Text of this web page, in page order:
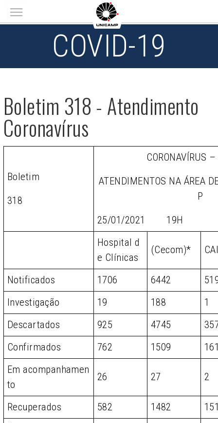
Main menu
COVID-19
Boletim 318 - Atendimento
Coronavírus
Boletim
318
CORONAVÍRUS
ATENDIMENTOS NA ÁREA
P
25/01/2021 19H
Hospital d
e Clínicas
(Cecom)*
Notificados 1706 6442
Investigação
19 188
1
Descartados
925 4745
Confirmados
762 1509
Em acompanhamen
to
26 27 2
Recuperados 582 1482